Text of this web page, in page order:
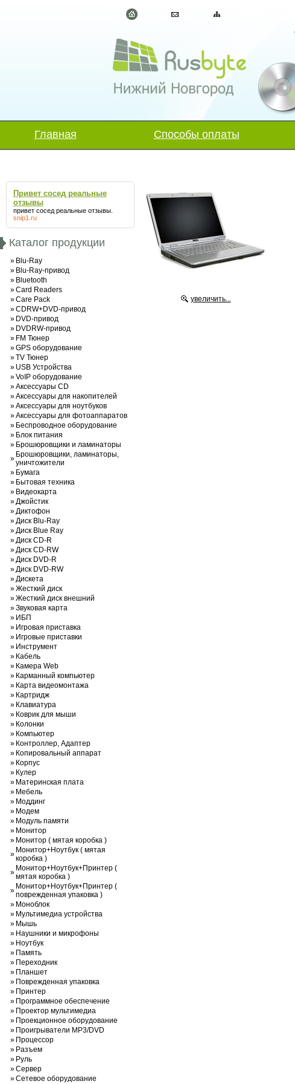
Главная Способы оплаты
Привет сосед реальные
отзывы
привет сосед реальные отзывы.
snip1.ru
Каталог продукции
» Blu-Ray
» Blu-Ray-привод
» Bluetooth
»Card Readers
»Care Pack
»CDRW+DVD-привод
» DVD-привод
» DVDRW-привод
» FM Тюнер
»GPS оборудование
»TV Тюнер
» USB Устройства
»VoIP оборудование
»Аксессуары CD
»Аксессуары для накопителей
»Аксессуары для ноутбуков
»Аксессуары для фотоаппаратов
» Беспроводное оборудование
» Блок питания
» Брошюровщики и ламинаторы
» Брошюровщики, ламинаторы,
уничтожители
» Бумага
» Бытовая техника
» Видеокарта
»Джойстик
»Диктофон
»Диск Blu-Ray
»Диск Blue Ray
»Диск CD-R
»Диск CD-RW
»Диск DVD-R
»Диск DVD-RW
»Дискета
»Жесткий диск
»Жесткий диск внешний
»Звуковая карта
» ИБП
» Игровая приставка
» Игровые приставки
» Инструмент
» Кабель
» Камера Web
» Карманный компьютер
» Карта видеомонтажа
» Картридж
» Клавиатура
» Коврик для мыши
» Колонки
» Компьютер
» Контроллер, Адаптер
» Копировальный аппарат
» Корпус
» Кулер
» Материнская плата
» Мебель
» Моддинг
» Модем
» Модуль памяти
» Монитор
» Монитор ( мятая коробка )
» Монитор+Ноутбук ( мятая
коробка )
» Монитор+Ноутбук+Принтер (
мятая коробка )
» Монитор+Ноутбук+Принтер (
поврежденная упаковка )
» Моноблок
» Мультимедиа устройства
» Мышь
» Наушники и микрофоны
» Ноутбук
» Память
» Переходник
» Планшет
» Поврежденная упаковка
» Принтер
» Программное обеспечение
» Проектор мультимедиа
» Проекционное оборудование
» Проигрыватели MP3/DVD
» Процессор
» Разъем
» Руль
»Сервер
»Сетевое оборудование
увеличить...